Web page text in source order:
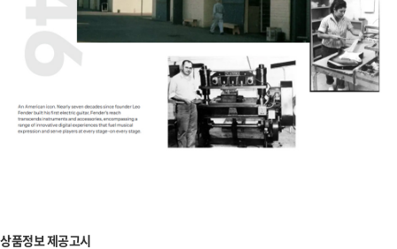
상품정보 제공고시